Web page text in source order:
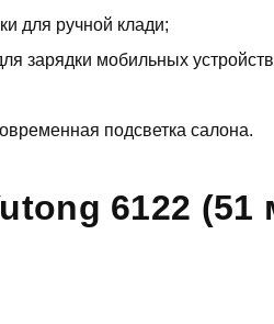
для ручной клади;
зарядки мобильных
подсветка салона.
6122 (51